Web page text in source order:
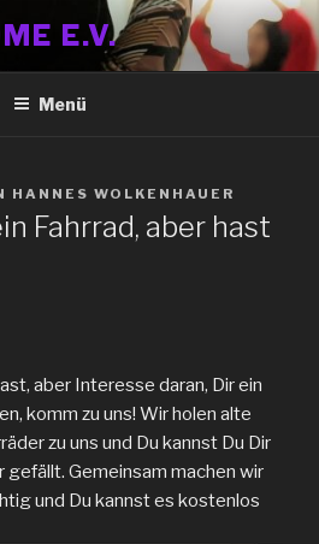
E.V.
Menü
HANNES WOLKENHAUER
Fahrrad, aber hast
aber Interesse daran, Dir ein
komm zu uns! Wir holen alte
zu uns und Du kannst Du Dir
gefällt. Gemeinsam machen wir
und Du kannst es kostenlos